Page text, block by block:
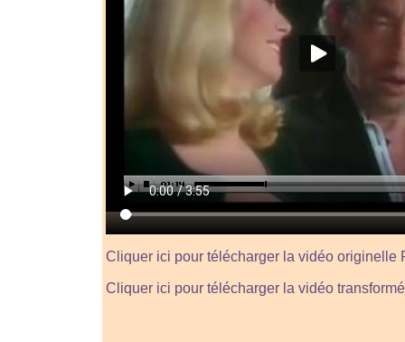
Cliquer ici pour télécharger la vidéo originelle
Cliquer ici pour télécharger la vidéo